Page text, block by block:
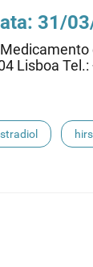
31/
Lisboa Tel.: